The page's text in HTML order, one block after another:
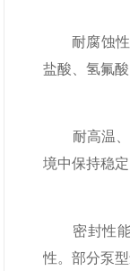
耐腐蚀性强
盐酸、氢氟
耐高温、耐
境中保持稳
密封性能
性。部分泵